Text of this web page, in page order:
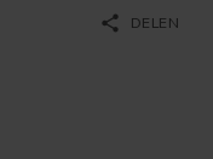
share DELEN